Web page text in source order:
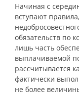
Начиная с
вступают
обязательств по
лишь часть
выплачиваемой
рассчитывается
фактически
не более